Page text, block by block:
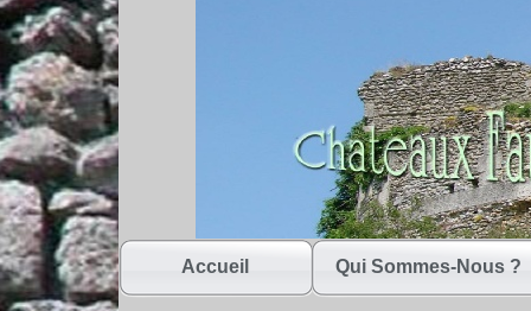
Accueil Qui Sommes-Nous ?